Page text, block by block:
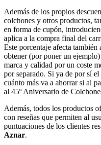
Además de los propios
colchones y otros productos,
en forma de cupón,
aplica a la compra final del
Este porcentaje afecta
obtener (por poner un
marca y calidad por un coste
por separado. Si ya de por sí
cuánto más va a ahorrar si al
al 45º Aniversario de
Además, todos los productos
con reseñas que permiten al
puntuaciones de los clientes
Aznar.